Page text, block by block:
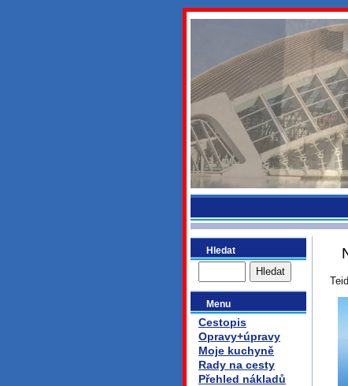
Hledat
Menu
Cestopis
Opravy+úpravy
Moje kuchyně
Rady na cesty
Přehled nákladů